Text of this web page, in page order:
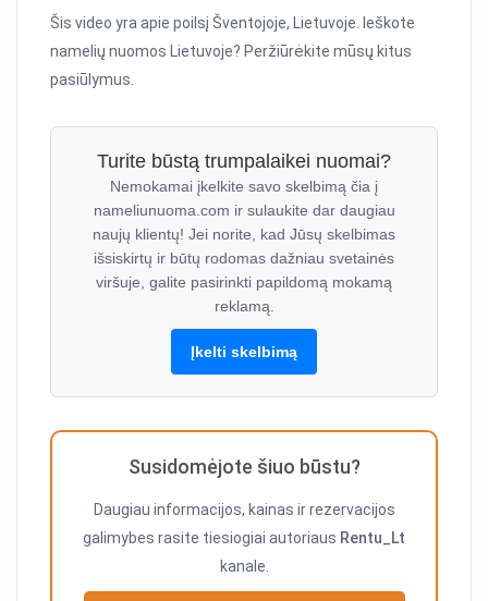
Šis video yra apie poilsį Šventojoje, Lietuvoje. Ieškote
namelių nuomos Lietuvoje? Peržiūrėkite mūsų kitus
pasiūlymus.
Turite būstą trumpalaikei nuomai?
Nemokamai įkelkite savo skelbimą čia į
nameliunuoma.com ir sulaukite dar daugiau
naujų klientų! Jei norite, kad Jūsų skelbimas
išsiskirtų ir būtų rodomas dažniau svetainės
viršuje, galite pasirinkti papildomą mokamą
reklamą.
Įkelti skelbimą
Susidomėjote šiuo būstu?
Daugiau informacijos, kainas ir rezervacijos
galimybes rasite tiesiogiai autoriaus Rentu_Lt
kanale.